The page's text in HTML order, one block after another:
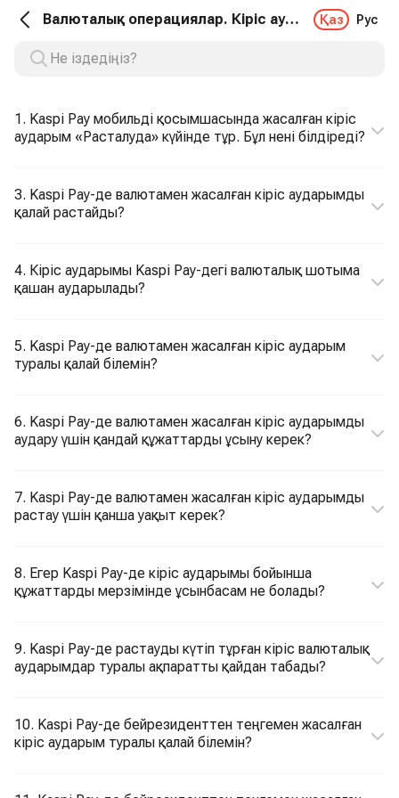
Валюталық операциялар. Кіріс аударым Қаз Рус
1. Kaspi Pay мобильді қосымшасында жасалған кіріс
аударым «Расталуда» күйінде тұр. Бұл нені білдіреді?
3. Kaspi Pay-де валютамен жасалған кіріс аударымды
қалай растайды?
4. Кіріс аударымы Kaspi Pay-дегі валюталық шотыма
қашан аударылады?
5. Kaspi Pay-де валютамен жасалған кіріс аударым
туралы қалай білемін?
6. Kaspi Pay-де валютамен жасалған кіріс аударымды
аудару үшін қандай құжаттарды ұсыну керек?
7. Kaspi Pay-де валютамен жасалған кіріс аударымды
растау үшін қанша уақыт керек?
8. Егер Kaspi Pay-де кіріс аударымы бойынша
құжаттарды мерзімінде ұсынбасам не болады?
9. Kaspi Pay-де растауды күтіп тұрған кіріс валюталық
аударымдар туралы ақпаратты қайдан табады?
10. Kaspi Pay-де бейрезиденттен теңгемен жасалған
кіріс аударым туралы қалай білемін?